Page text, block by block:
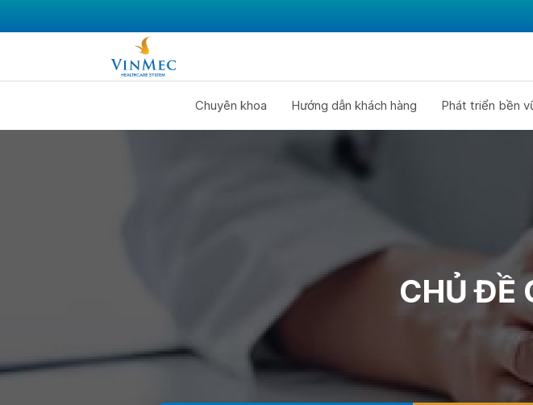
Chuyên khoa Hướng dẫn khách hàng Phát triển bền
CHỦ ĐỀ